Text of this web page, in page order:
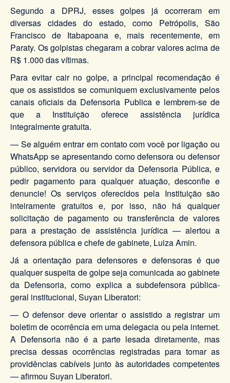
Segundo a DPRJ, esses golpes já ocorreram em
diversas cidades do estado, como Petrópolis, São
Francisco de Itabapoana e, mais recentemente, em
Paraty. Os golpistas chegaram a cobrar valores acima de
R$ 1.000 das vítimas.
Para evitar cair no golpe, a principal recomendação é
que os assistidos se comuniquem exclusivamente pelos
canais oficiais da Defensoria Publica e lembrem-se de
que a Instituição oferece assistência jurídica
integralmente gratuita.
— Se alguém entrar em contato com você por ligação ou
WhatsApp se apresentando como defensora ou defensor
público, servidora ou servidor da Defensoria Pública, e
pedir pagamento para qualquer atuação, desconfie e
denuncie! Os serviços oferecidos pela Instituição são
inteiramente gratuitos e, por isso, não há qualquer
solicitação de pagamento ou transferência de valores
para a prestação de assistência jurídica — alertou a
defensora pública e chefe de gabinete, Luiza Amin.
Já a orientação para defensores e defensoras é que
qualquer suspeita de golpe seja comunicada ao gabinete
da Defensoria, como explica a subdefensora pública-
geral institucional, Suyan Liberatori:
— O defensor deve orientar o assistido a registrar um
boletim de ocorrência em uma delegacia ou pela internet.
A Defensoria não é a parte lesada diretamente, mas
precisa dessas ocorrências registradas para tomar as
providências cabíveis junto às autoridades competentes
— afirmou Suyan Liberatori.